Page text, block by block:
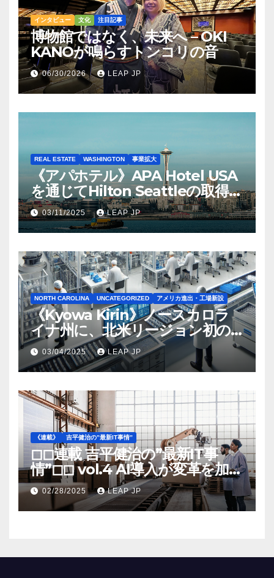
インタビュー 文化 注目記事
博物館ではなく、未来へ – OKI
KANOが鳴らすトンコリの音
06/30/2026 LEAP JP
REAL ESTATE WASHINGTON 事業拡大
《アパホテル》APA Hotel USA
を通じてHilton Seattleの取得を
完了
03/11/2025 LEAP JP
NORTH CAROLINA UNCATEGORIZED アメリカ進出・工場新設
《Kyowa Kirin》ノースカロラ
イナ州に、北米リージョン初の
工場建設を決定
03/04/2025 LEAP JP
《連載》 吉平健治の”最新IT事情”
◻︎◻︎連載 吉平健治の”最新IT事
情”◻︎◻︎ vol.4 AI導入が変革を加速
する米国製造業の最前線
02/28/2025 LEAP JP